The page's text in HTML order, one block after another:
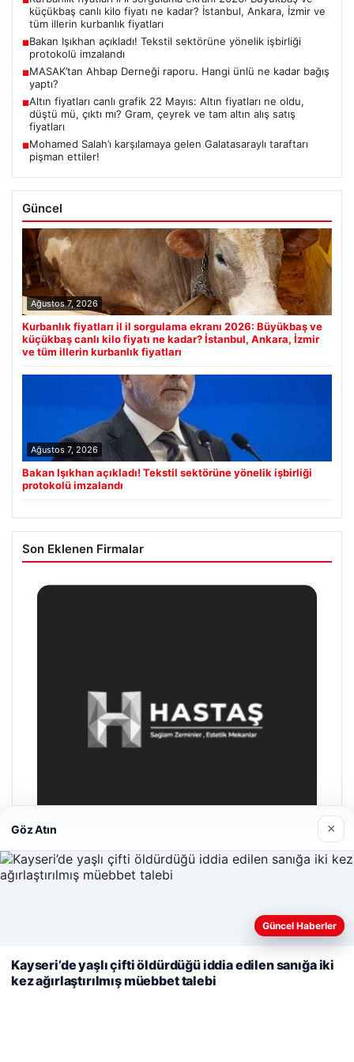
küçükbaş canlı kilo fiyatı ne kadar? İstanbul, Ankara, İzmir ve
tüm illerin kurbanlık fiyatları
■Bakan Işıkhan açıkladı! Tekstil sektörüne yönelik işbirliği
protokolü imzalandı
■MASAK’tan Ahbap Derneği raporu. Hangi ünlü ne kadar bağış
yaptı?
■Altın fiyatları canlı grafik 22 Mayıs: Altın fiyatları ne oldu,
düştü mü, çıktı mı? Gram, çeyrek ve tam altın alış satış
fiyatları
■Mohamed Salah’ı karşılamaya gelen Galatasaraylı taraftarı
pişman ettiler!
Güncel
Ağustos 7, 2026
Kurbanlık fiyatları il il sorgulama ekranı 2026: Büyükbaş ve
küçükbaş canlı kilo fiyatı ne kadar? İstanbul, Ankara, İzmir
ve tüm illerin kurbanlık fiyatları
Ağustos 7, 2026
Bakan Işıkhan açıkladı! Tekstil sektörüne yönelik işbirliği
protokolü imzalandı
Son Eklenen Firmalar
Web sitemizi nasıl kullandığınızı daha iyi anlayabilmek,
kullanıyoruz.
Çerez Politikamız
Reddet Kabul Et
Göz Atın ×
Güncel Haberler
Kayseri’de yaşlı çifti öldürdüğü iddia edilen sanığa iki
kez ağırlaştırılmış müebbet talebi